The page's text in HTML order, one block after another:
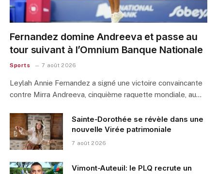
Fernandez domine Andreeva et passe au
tour suivant à l’Omnium Banque Nationale
Sports 7 août 2026
Leylah Annie Fernandez a signé une victoire convaincante
contre Mirra Andreeva, cinquième raquette mondiale, au…
Sainte-Dorothée se révèle dans une
nouvelle Virée patrimoniale
7 août 2026
Vimont-Auteuil: le PLQ recrute un